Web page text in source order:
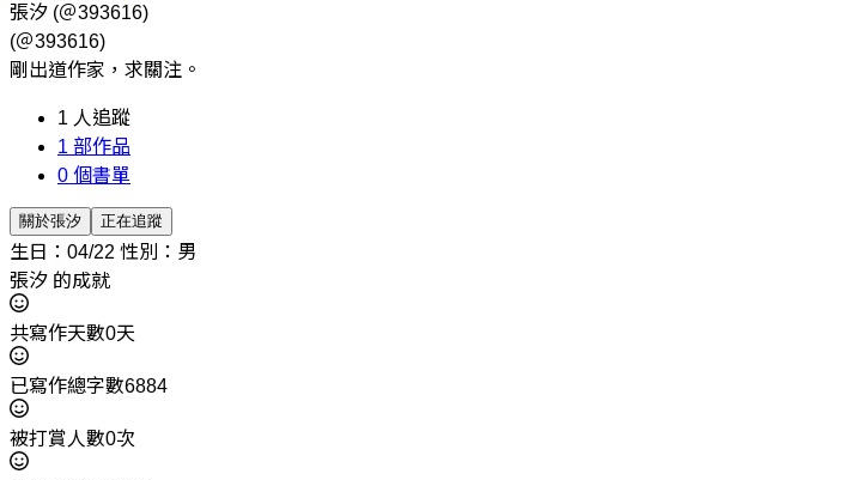
張汐 (＠393616)
(＠393616)
剛出道作家，求關注。
1 人追蹤
1 部作品
0 個書單
關於張汐 正在追蹤
生日：04/22 性別：男
張汐 的成就
共寫作天數0天
已寫作總字數6884
被打賞人數0次